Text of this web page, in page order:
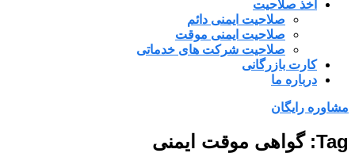
اخذ صلاحیت
صلاحیت ایمنی دائم
صلاحیت ایمنی موقت
صلاحیت شرکت های خدماتی
کارت بازرگانی
درباره ما
مشاوره رایگان
Tag: گواهی موقت ایمنی